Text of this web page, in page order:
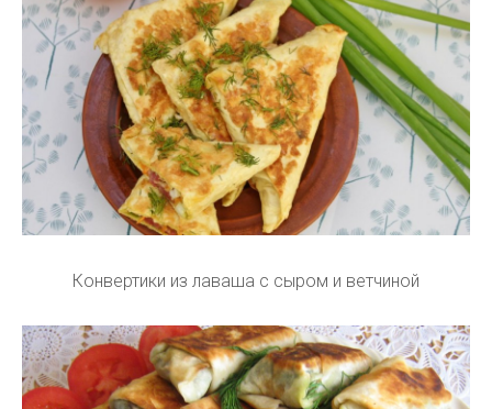
Конвертики из лаваша с сыром и ветчиной